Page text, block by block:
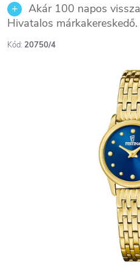
Akár 100 napos
Hivatalos márkakereskedő.
Kód: 20750/4